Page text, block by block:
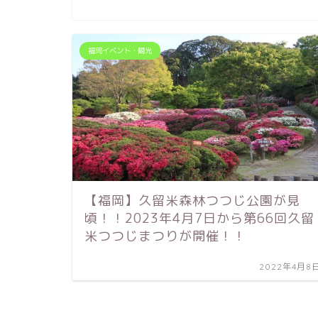
福岡イベント・観光
【福岡】久留米森林つつじ公園が見
頃！！2023年4月7日から第66回久留
米つつじまつりが開催！！
2022年4月8